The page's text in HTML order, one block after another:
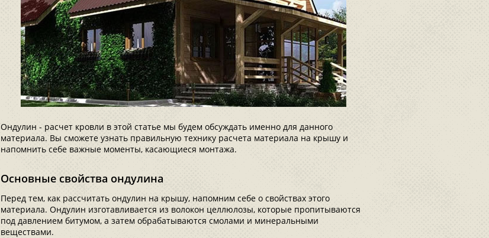
Ондулин - расчет кровли в этой статье мы будем обсуждать именно для данного
материала. Вы сможете узнать правильную технику расчета материала на крышу и
напомнить себе важные моменты, касающиеся монтажа.
Основные свойства ондулина
Перед тем, как рассчитать ондулин на крышу, напомним себе о свойствах этого
материала. Ондулин изготавливается из волокон целлюлозы, которые пропитываются
под давлением битумом, а затем обрабатываются смолами и минеральными
веществами.